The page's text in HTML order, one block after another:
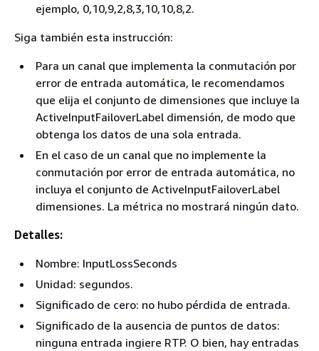
ejemplo, 0,10,9,2,8,3,10,10,8,2.
Siga también esta instrucción:
Para un canal que implementa la conmutación por
error de entrada automática, le recomendamos
que elija el conjunto de dimensiones que incluye la
ActiveInputFailoverLabel dimensión, de modo que
obtenga los datos de una sola entrada.
En el caso de un canal que no implemente la
conmutación por error de entrada automática, no
incluya el conjunto de ActiveInputFailoverLabel
dimensiones. La métrica no mostrará ningún dato.
Detalles:
Nombre: InputLossSeconds
Unidad: segundos.
Significado de cero: no hubo pérdida de entrada.
Significado de la ausencia de puntos de datos:
ninguna entrada ingiere RTP. O bien, hay entradas